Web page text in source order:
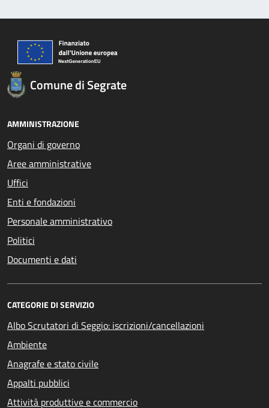
Comune di Segrate
AMMINISTRAZIONE
Organi di governo
Aree amministrative
Uffici
Enti e fondazioni
Personale amministrativo
Politici
Documenti e dati
CATEGORIE DI SERVIZIO
Albo Scrutatori di Seggio: iscrizioni/cancellazioni
Ambiente
Anagrafe e stato civile
Appalti pubblici
Attività produttive e commercio